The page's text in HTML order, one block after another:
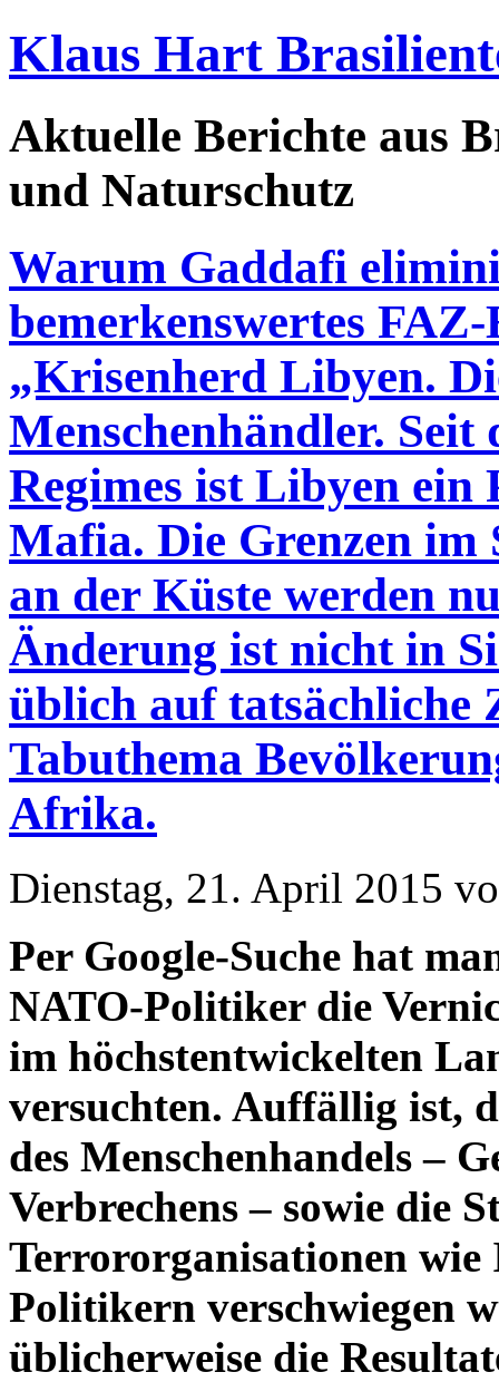
Klaus Hart
Aktuelle Berichte aus
und Naturschutz
Warum Gaddafi
bemerkenswertes
„Krisenherd Libyen.
Menschenhändler. Seit
Regimes ist Libyen ein
Mafia. Die Grenzen im
an der Küste werden
Änderung ist nicht in
üblich auf tatsächliche
Tabuthema
Afrika.
Dienstag, 21. April 2015
Per Google-Suche hat
NATO-Politiker die
im höchstentwickelten
versuchten. Auffällig ist,
des Menschenhandels –
Verbrechens – sowie die
Terrororganisationen wie
Politikern verschwiegen
üblicherweise die